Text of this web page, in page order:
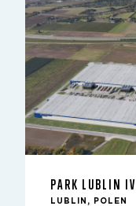
PARK LUBLIN IV
LUBLIN, POLEN